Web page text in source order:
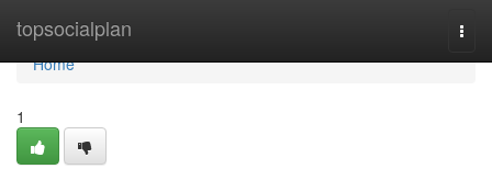
topsocialplan
Home
Home
1